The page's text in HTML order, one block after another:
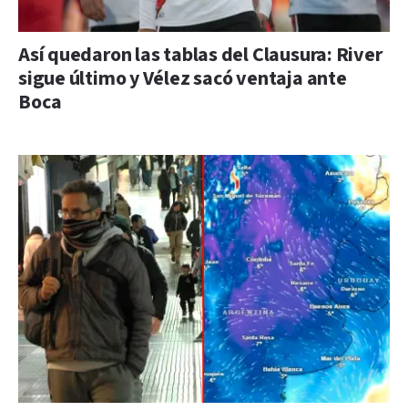
Así quedaron las tablas del Clausura: River
sigue último y Vélez sacó ventaja ante
Boca